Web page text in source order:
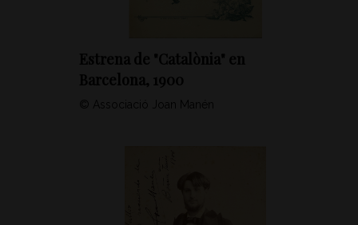
Estrena de "Catalònia" en
Barcelona, 1900
© Associació Joan Manén